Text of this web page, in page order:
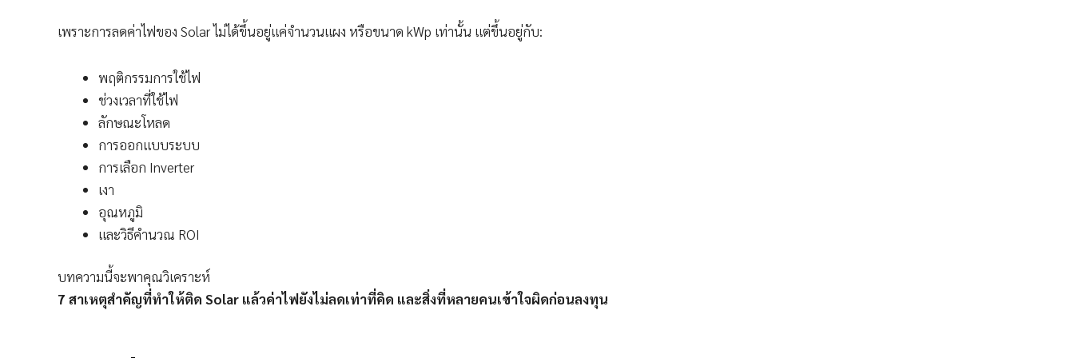
เพราะการลดค่าไฟของ Solar ไม่ได้ขึ้นอยู่แค่จำนวนแผง หรือขนาด kWp เท่านั้น แต่ขึ้นอยู่กับ:
พฤติกรรมการใช้ไฟ
ช่วงเวลาที่ใช้ไฟ
ลักษณะโหลด
การออกแบบระบบ
การเลือก Inverter
เงา
อุณหภูมิ
และวิธีคำนวณ ROI
บทความนี้จะพาคุณวิเคราะห์
7 สาเหตุสำคัญที่ทำให้ติด Solar แล้วค่าไฟยังไม่ลดเท่าที่คิด และสิ่งที่หลายคนเข้าใจผิดก่อนลงทุน